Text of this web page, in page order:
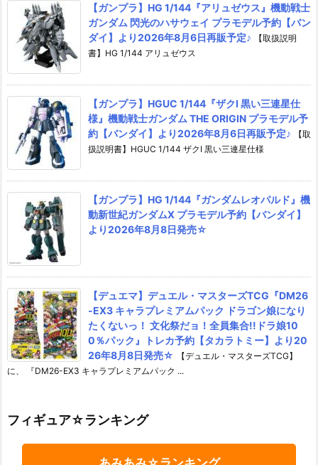
【ガンプラ】HG 1/144『アリュゼウス』機動戦士
ガンダム 閃光のハサウェイ プラモデル予約【バン
ダイ】より2026年8月6日再販予定♪
【取扱説明
書】HG 1/144 アリュゼウス
【ガンプラ】HGUC 1/144『ザクI 黒い三連星仕
様』機動戦士ガンダム THE ORIGIN プラモデル予
約【バンダイ】より2026年8月6日再販予定♪
【取
扱説明書】HGUC 1/144 ザクI 黒い三連星仕様
【ガンプラ】HG 1/144『ガンダムレオパルド』機
動新世紀ガンダムX プラモデル予約【バンダイ】
より2026年8月8日発売☆
【デュエマ】デュエル・マスターズTCG『DM26
-EX3 キャラプレミアムパック ドラゴン娘になり
たくないっ！ 文化祭だョ！全員集合!!ドラ娘10
0％パック』トレカ予約【タカラトミー】より20
26年8月8日発売☆
【デュエル・マスターズTCG】
に、 『DM26-EX3 キャラプレミアムパック ...
フィギュア☆ランキング